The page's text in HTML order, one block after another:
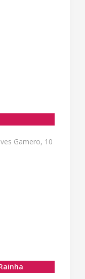
Gamero, 10